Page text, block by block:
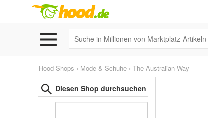
Hood Shops › Mode & Schuhe › The Australian Way
Diesen Shop durchsuchen